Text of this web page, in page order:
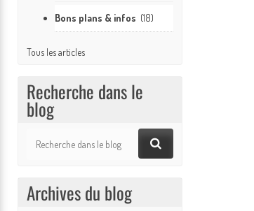
Bons plans & infos (18)
Tous les articles
Recherche dans le
blog
Archives du blog